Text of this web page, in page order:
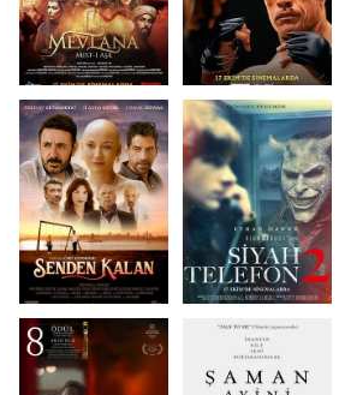
Senden Kalan
Cevşen
Siyah Telefon 2
O Da Bir Şey Mi